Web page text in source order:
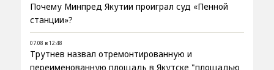
Почему Минпред Якутии проиграл суд «Пенной
станции»?
07.08 в 12:48
Трутнев назвал отремонтированную и
переименованную площадь в Якутске "площадью